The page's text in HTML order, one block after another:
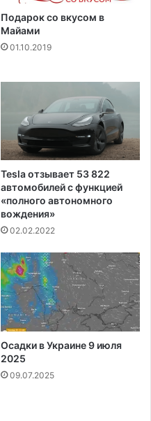
Подарок со вкусом в
Майами
01.10.2019
Tesla отзывает 53 822
автомобилей с функцией
«полного автономного
вождения»
02.02.2022
Осадки в Украине 9 июля
2025
09.07.2025